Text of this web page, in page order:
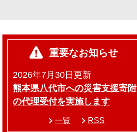
重要なお知らせ
2026年7月30日更新
熊本県八代市への災害支援寄附
の代理受付を実施します
一覧 RSS